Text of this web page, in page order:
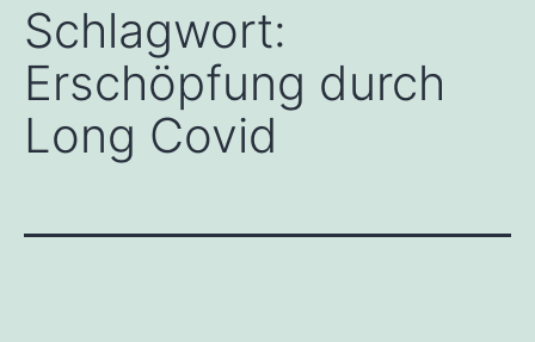
Schlagwort:
Erschöpfung durch
Long Covid